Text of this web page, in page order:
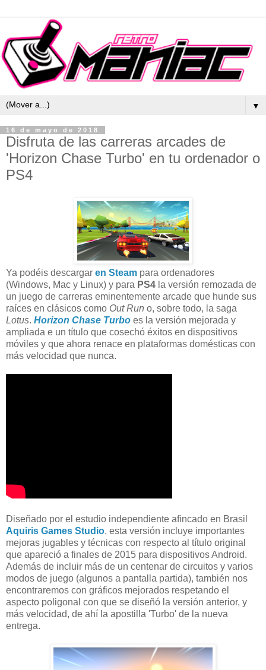
▼
16 de mayo de 2018
Disfruta de las carreras arcades de
'Horizon Chase Turbo' en tu ordenador o
PS4
Ya podéis descargar en Steam para ordenadores
(Windows, Mac y Linux) y para PS4 la versión remozada de
un juego de carreras eminentemente arcade que hunde sus
raíces en clásicos como Out Run o, sobre todo, la saga
Lotus. Horizon Chase Turbo es la versión mejorada y
ampliada e un título que cosechó éxitos en dispositivos
móviles y que ahora renace en plataformas domésticas con
más velocidad que nunca.
Diseñado por el estudio independiente afincado en Brasil
Aquiris Games Studio, esta versión incluye importantes
mejoras jugables y técnicas con respecto al título original
que apareció a finales de 2015 para dispositivos Android.
Además de incluir más de un centenar de circuitos y varios
modos de juego (algunos a pantalla partida), también nos
encontraremos con gráficos mejorados respetando el
aspecto poligonal con que se diseñó la versión anterior, y
más velocidad, de ahí la apostilla 'Turbo' de la nueva
entrega.